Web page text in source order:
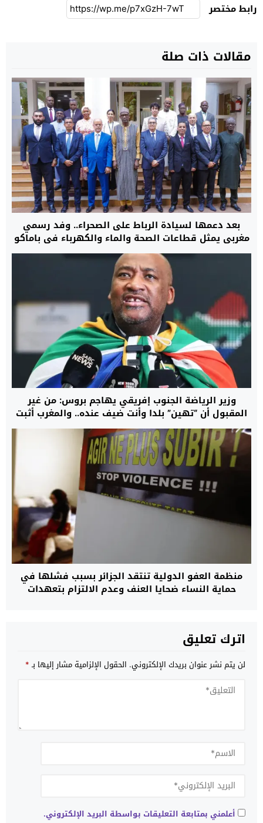
رابط مختصر
مقالات ذات صلة
بعد دعمها لسيادة الرباط على الصحراء.. وفد رسمي
مغربي يمثل قطاعات الصحة والماء والكهرباء في باماكو
لبدء مرحلة جديدة من التعاون
وزير الرياضة الجنوب إفريقي يهاجم بروس: من غير
المقبول أن “تهين” بلدا وأنت ضيف عنده.. والمغرب أثبت
للعالم قدرة إفريقيا على احتضان تظاهرات كبرى
منظمة العفو الدولية تنتقد الجزائر بسبب فشلها في
حماية النساء ضحايا العنف وعدم الالتزام بتعهدات
اترك تعليق
لن يتم نشر عنوان بريدك الإلكتروني. الحقول الإلزامية مشار إليها بـ*
أعلمني بمتابعة التعليقات بواسطة البريد الإلكتروني.